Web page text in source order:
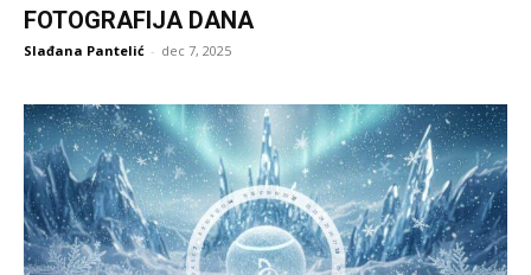
FOTOGRAFIJA DANA
Slađana Pantelić - dec 7, 2025